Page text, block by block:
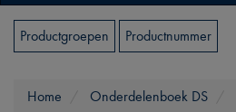
Productgroepen Productnummer
Home Onderdelenboek DS